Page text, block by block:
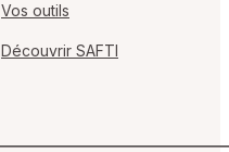
Vos outils
Découvrir SAFTI